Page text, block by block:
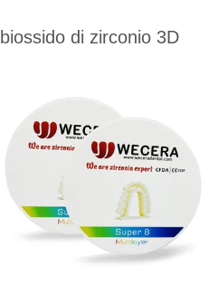
di zirconio 3D